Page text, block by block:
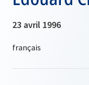
23 avril 1996